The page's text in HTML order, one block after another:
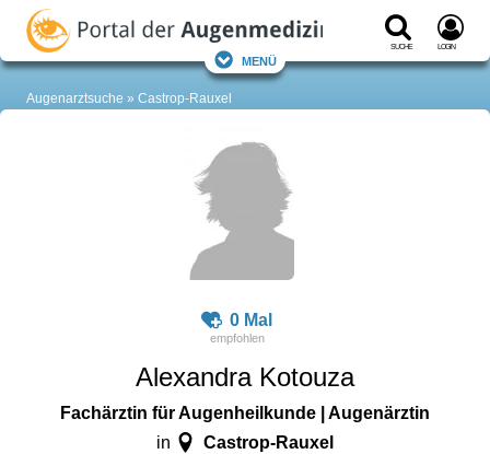
Suche Login
Menü
Augenarztsuche Castrop-Rauxel
0 Mal
Alexandra Kotouza
Fachärztin für Augenheilkunde | Augenärztin
in Castrop-Rauxel